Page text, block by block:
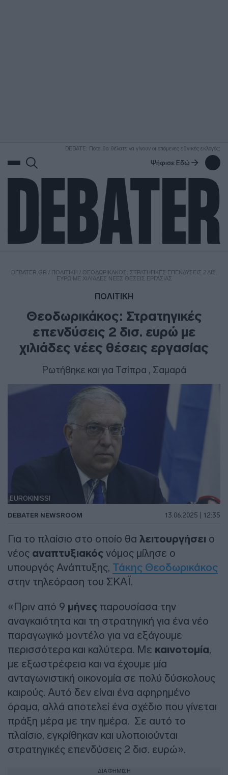
DEBATE: Πότε θα θέλατε να γίνουν οι επόμενες εθνικές εκλογές;
Ψήφισε Εδώ
DEBATER.GR / ΠΟΛΙΤΙΚΗ / ΘΕΟΔΩΡΙΚΆΚΟΣ: ΣΤΡΑΤΗΓΙΚΈΣ ΕΠΕΝΔΎΣΕΙΣ 2 ΔΙΣ.
ΕΥΡΏ ΜΕ ΧΙΛΙΆΔΕΣ ΝΈΕΣ ΘΈΣΕΙΣ ΕΡΓΑΣΊΑΣ
ΠΟΛΙΤΙΚΗ
Θεοδωρικάκος: Στρατηγικές
επενδύσεις 2 δισ. ευρώ με
χιλιάδες νέες θέσεις εργασίας
Ρωτήθηκε και για Τσίπρα , Σαμαρά
EUROKINISSI
DEBATER NEWSROOM 13.06.2025 | 12:35
Για το πλαίσιο στο οποίο θα λειτουργήσει ο
νέος αναπτυξιακός νόμος μίλησε ο
υπουργός Ανάπτυξης, Τάκης Θεοδωρικάκος
στην τηλεόραση του ΣΚΑΪ.
«Πριν από 9 μήνες παρουσίασα την
αναγκαιότητα και τη στρατηγική για ένα νέο
παραγωγικό μοντέλο για να εξάγουμε
περισσότερα και καλύτερα. Με καινοτομία,
με εξωστρέφεια και να έχουμε μία
ανταγωνιστική οικονομία σε πολύ δύσκολους
καιρούς. Αυτό δεν είναι ένα αφηρημένο
όραμα, αλλά αποτελεί ένα σχέδιο που γίνεται
πράξη μέρα με την ημέρα. Σε αυτό το
πλαίσιο, εγκρίθηκαν και υλοποιούνται
στρατηγικές επενδύσεις 2 δισ. ευρώ».
ΔΙΑΦΗΜΙΣΗ